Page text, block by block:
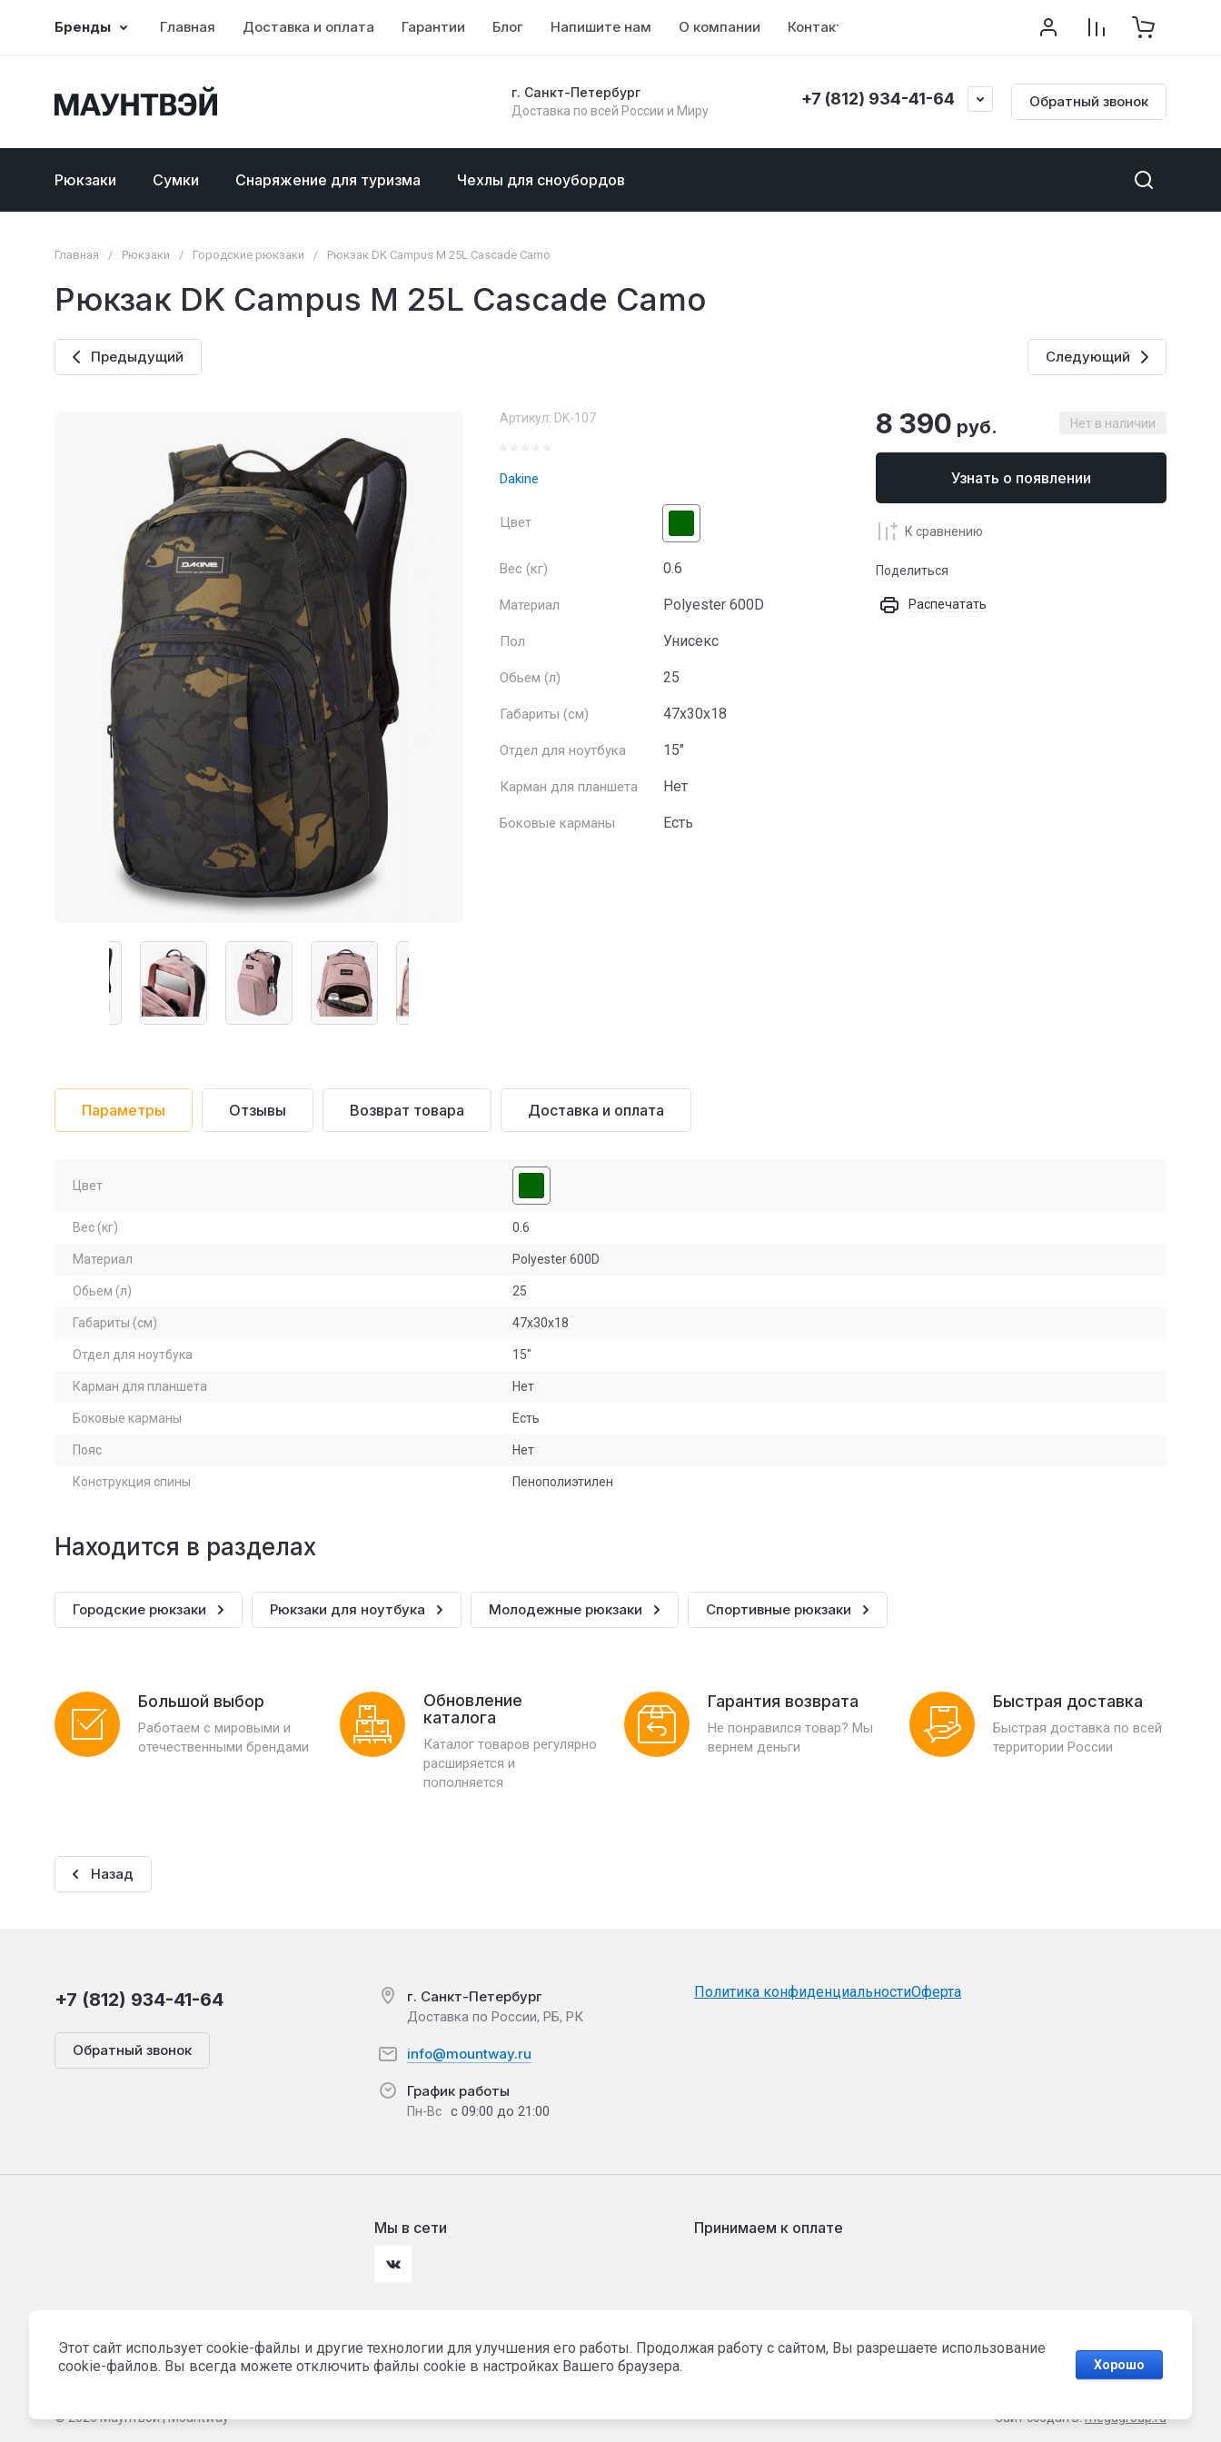
Бренды Главная Доставка и оплата Гарантии Блог Напишите нам О компании Контакты
г. Санкт-Петербург
Доставка по всей России и Миру
+7 (812) 934-41-64 Обратный звонок
Рюкзаки Сумки Снаряжение для туризма Чехлы для сноубордов
Главная / Рюкзаки / Городские рюкзаки / Рюкзак DK Campus M 25L Cascade Camo
Рюкзак DK Campus M 25L Cascade Camo
Предыдущий Следующий
Артикул: DK-107
Dakine
Цвет
Вес (кг) 0.6
Материал Polyester 600D
Пол Унисекс
Обьем (л) 25
Габариты (см) 47x30x18
Отдел для ноутбука 15"
Карман для планшета Нет
Боковые карманы Есть
Нет в наличии
8 390 руб.
Узнать о появлении
К сравнению
Поделиться
Распечатать
Параметры Отзывы Возврат товара Доставка и оплата
Цвет
Вес (кг) 0.6
Материал Polyester 600D
Обьем (л) 25
Габариты (см) 47x30x18
Отдел для ноутбука 15"
Карман для планшета Нет
Боковые карманы Есть
Пояс Нет
Конструкция спины Пенополиэтилен
Находится в разделах
Городские рюкзаки Рюкзаки для ноутбука Молодежные рюкзаки Спортивные рюкзаки
Большой выбор
Работаем с мировыми и
отечественными брендами
Обновление
каталога
Каталог товаров регулярно
расширяется и
пополняется
Гарантия возврата
Не понравился товар? Мы
вернем деньги
Быстрая доставка
Быстрая доставка по всей
территории России
Назад
+7 (812) 934-41-64
Обратный звонок
г. Санкт-Петербург
Доставка по России, РБ, РК
info@mountway.ru
График работы
Пн-Вс с 09:00 до 21:00
Политика конфиденциальностиОферта
Интернет магазин товаров для активного
отдыха
Мы в сети Принимаем к оплате
© 2026 Маунтвэй | Mountway Сайт создан в:megagroup.ru
Этот сайт использует cookie-файлы и другие технологии для улучшения его работы. Продолжая работу с сайтом, Вы разрешаете использование
cookie-файлов. Вы всегда можете отключить файлы cookie в настройках Вашего браузера.
Хорошо